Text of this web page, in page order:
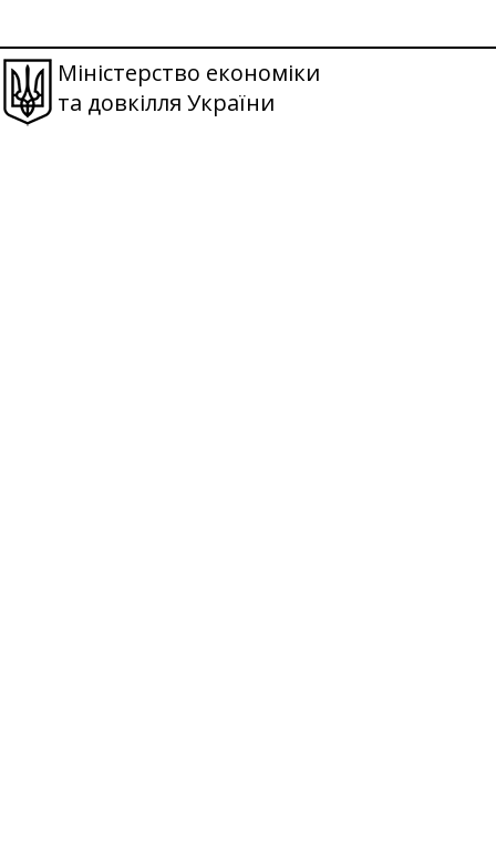
Міністерство економіки
та довкілля України